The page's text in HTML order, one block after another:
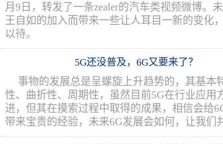
月9日，转发了一条zealer的汽车类视频微博。
王自如的加入而带来一些让人耳目一新的变化
以待。
5G还没普及，6G又要来了？
事物的发展总是呈螺旋上升趋势的，其基本
性、曲折性、周期性，虽然目前5G在行业应用
进，但其在摸索过程中取得的成果，相信会给
带来宝贵的经验，未来6G发展会如何，让我们